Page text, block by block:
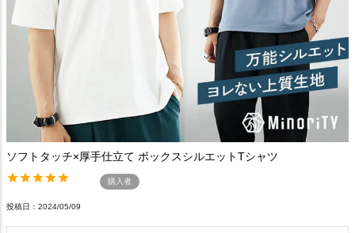
ソフトタッチ×厚手仕立て ボックスシルエットTシャツ
購入者
投稿日 2024/05/09